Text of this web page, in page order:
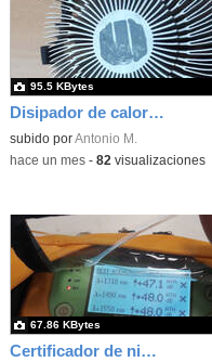
Disipador de calor para microprocesador i3, i5 e i7
Contenido educativo.
subido porAntonio M.
95.5 KBytes
-hace un mes- 82 visualizaciones
Certificador de niveles de señal de fibra óptica
67.86 KBytes